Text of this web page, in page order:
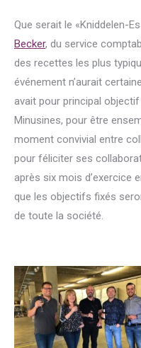
Que serait le «Kniddelen-
Becker, du service
des recettes les plus
événement n’aurait
avait pour principal
Minusines, pour être
moment convivial entre
pour féliciter ses
après six mois d’exercice
que les objectifs fixés
de toute la société.